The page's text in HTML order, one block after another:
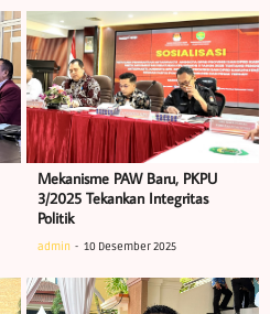
Mekanisme PAW Baru, PKPU
3/2025 Tekankan Integritas
Politik
admin 10 Desember 2025